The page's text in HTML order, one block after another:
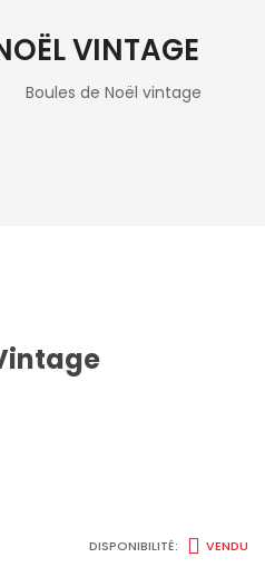
VINTAGE
Boules de Noël vintage
DISPONIBILITÉ: VENDU